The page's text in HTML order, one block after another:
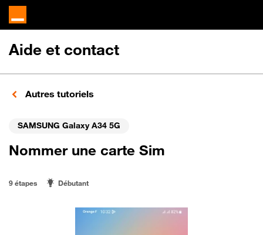
Aide et contact
Autres tutoriels
SAMSUNG Galaxy A34 5G
Nommer une carte Sim
9 étapes Débutant